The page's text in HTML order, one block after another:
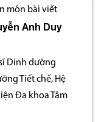
môn bài viết
Anh Duy
Dinh dưỡng
Tiết chế, Hệ
Đa khoa Tâm